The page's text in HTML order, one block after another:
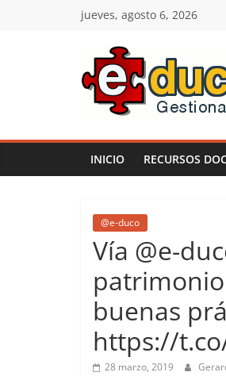
jueves, agosto 6, 2026
E-
duco:
Gestión
del
Learn
more.
Do
more.
INICIO RECURSOS
@e-duco
Vía @e-
buenas
https://
28 marzo, 2019